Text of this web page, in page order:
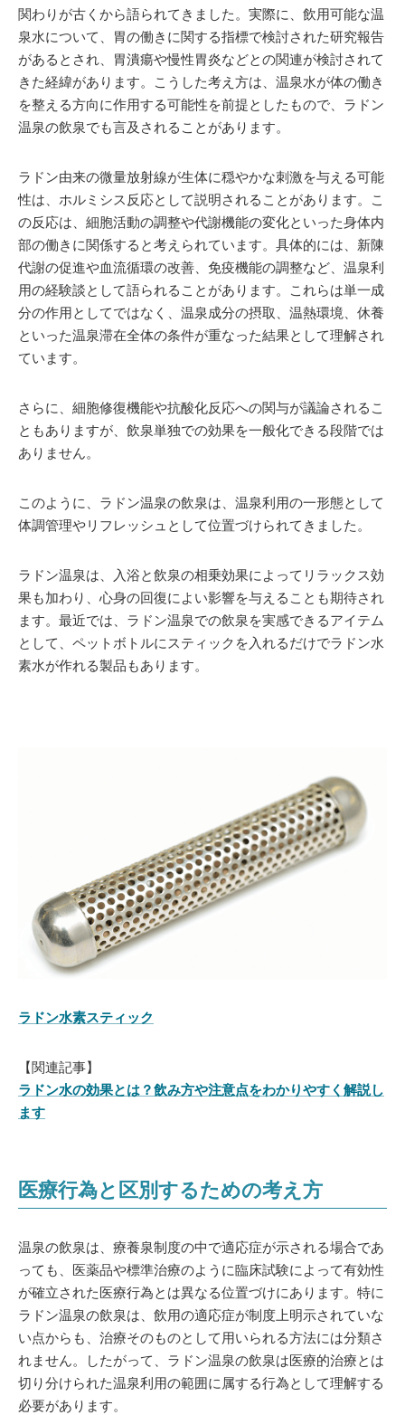
関わりが古くから語られてきました。実際に、飲用可能な温
泉水について、胃の働きに関する指標で検討された研究報告
があるとされ、胃潰瘍や慢性胃炎などとの関連が検討されて
きた経緯があります。こうした考え方は、温泉水が体の働き
を整える方向に作用する可能性を前提としたもので、ラドン
温泉の飲泉でも言及されることがあります。
ラドン由来の微量放射線が生体に穏やかな刺激を与える可能
性は、ホルミシス反応として説明されることがあります。こ
の反応は、細胞活動の調整や代謝機能の変化といった身体内
部の働きに関係すると考えられています。具体的には、新陳
代謝の促進や血流循環の改善、免疫機能の調整など、温泉利
用の経験談として語られることがあります。これらは単一成
分の作用としてではなく、温泉成分の摂取、温熱環境、休養
といった温泉滞在全体の条件が重なった結果として理解され
ています。
さらに、細胞修復機能や抗酸化反応への関与が議論されるこ
ともありますが、飲泉単独での効果を一般化できる段階では
ありません。
このように、ラドン温泉の飲泉は、温泉利用の一形態として
体調管理やリフレッシュとして位置づけられてきました。
ラドン温泉は、入浴と飲泉の相乗効果によってリラックス効
果も加わり、心身の回復によい影響を与えることも期待され
ます。最近では、ラドン温泉での飲泉を実感できるアイテム
として、ペットボトルにスティックを入れるだけでラドン水
素水が作れる製品もあります。
ラドン水素スティック
【関連記事】
ラドン水の効果とは？飲み方や注意点をわかりやすく解説し
ます
医療行為と区別するための考え方
温泉の飲泉は、療養泉制度の中で適応症が示される場合であ
っても、医薬品や標準治療のように臨床試験によって有効性
が確立された医療行為とは異なる位置づけにあります。特に
ラドン温泉の飲泉は、飲用の適応症が制度上明示されていな
い点からも、治療そのものとして用いられる方法には分類さ
れません。したがって、ラドン温泉の飲泉は医療的治療とは
切り分けられた温泉利用の範囲に属する行為として理解する
必要があります。